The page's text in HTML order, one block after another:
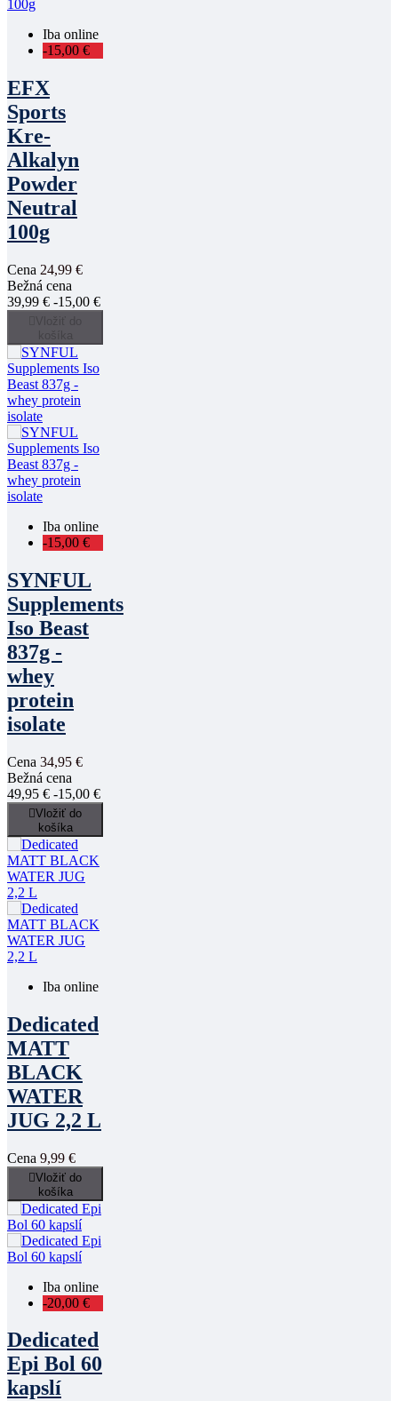
Iba online
-15,00 €
EFX
Sports
Kre-
Alkalyn
Powder
Neutral
100g
Cena 24,99 €
Bežná cena
39,99 € -15,00 €
Vložiť do
košíka
Iba online
-15,00 €
SYNFUL
Supplements
Iso Beast
837g -
whey
protein
isolate
Cena 34,95 €
Bežná cena
49,95 € -15,00 €
Vložiť do
košíka
Iba online
Dedicated
MATT
BLACK
WATER
JUG 2,2 L
Cena 9,99 €
Vložiť do
košíka
Iba online
-20,00 €
Dedicated
Epi Bol 60
kapslí